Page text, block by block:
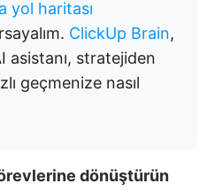
yol haritası
ClickUp Brain,
asistanı, stratejiden
geçmenize nasıl
dönüştürün